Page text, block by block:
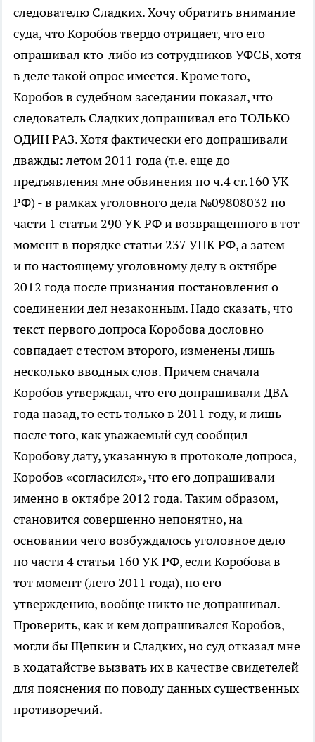
следователю Сладких. Хочу обратить внимание
суда, что Коробов твердо отрицает, что его
опрашивал кто-либо из сотрудников УФСБ, хотя
в деле такой опрос имеется. Кроме того,
Коробов в судебном заседании показал, что
следователь Сладких допрашивал его ТОЛЬКО
ОДИН РАЗ. Хотя фактически его допрашивали
дважды: летом 2011 года (т.е. еще до
предъявления мне обвинения по ч.4 ст.160 УК
РФ) - в рамках уголовного дела №09808032 по
части 1 статьи 290 УК РФ и возвращенного в тот
момент в порядке статьи 237 УПК РФ, а затем -
и по настоящему уголовному делу в октябре
2012 года после признания постановления о
соединении дел незаконным. Надо сказать, что
текст первого допроса Коробова дословно
совпадает с тестом второго, изменены лишь
несколько вводных слов. Причем сначала
Коробов утверждал, что его допрашивали ДВА
года назад, то есть только в 2011 году, и лишь
после того, как уважаемый суд сообщил
Коробову дату, указанную в протоколе допроса,
Коробов «согласился», что его допрашивали
именно в октябре 2012 года. Таким образом,
становится совершенно непонятно, на
основании чего возбуждалось уголовное дело
по части 4 статьи 160 УК РФ, если Коробова в
тот момент (лето 2011 года), по его
утверждению, вообще никто не допрашивал.
Проверить, как и кем допрашивался Коробов,
могли бы Щепкин и Сладких, но суд отказал мне
в ходатайстве вызвать их в качестве свидетелей
для пояснения по поводу данных существенных
противоречий.